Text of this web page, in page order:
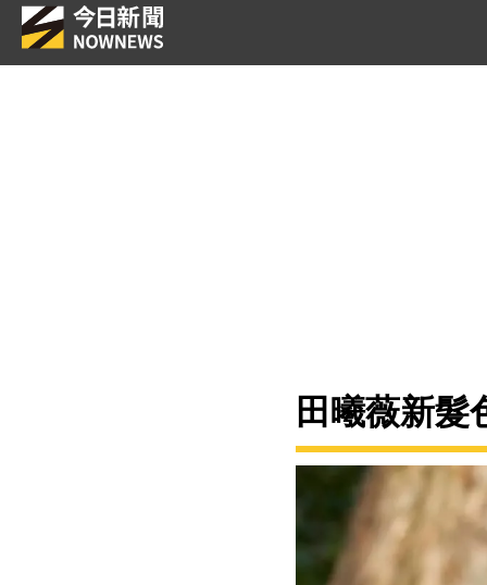
田曦薇新髮